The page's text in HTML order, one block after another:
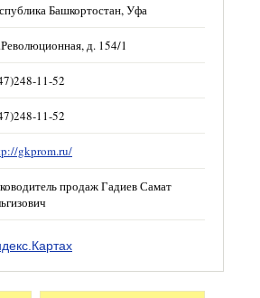
Башкортостан, Уфа
д. 154/1
11-52
11-52
gkprom.ru/
продаж Гадиев Самат